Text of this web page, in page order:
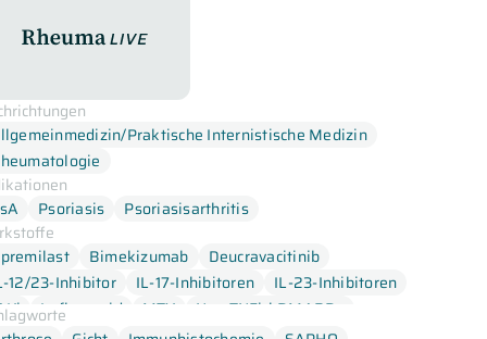
Praktische Internistische Medizin
RheumaLive
Psoriasis
Psoriasisarthritis
Bimekizumab
Deucravacitinib
12/23-Inhibitor
IL-17-Inhibitoren
IL-23-Inhibitoren
Leflunomid MTX
Non-TNFi-bDMARDs